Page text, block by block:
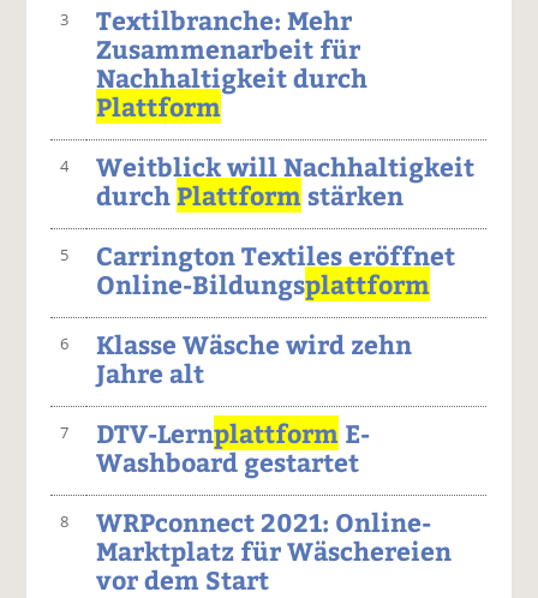
3
Textilbranche: Mehr
Zusammenarbeit für
Nachhaltigkeit durch
Plattform
4
Weitblick will Nachhaltigkeit
durch Plattform stärken
5
Carrington Textiles eröffnet
Online-Bildungsplattform
6
Klasse Wäsche wird zehn
Jahre alt
7 DTV-Lernplattform E-
Washboard gestartet
8
WRPconnect 2021: Online-
Marktplatz für Wäschereien
vor dem Start